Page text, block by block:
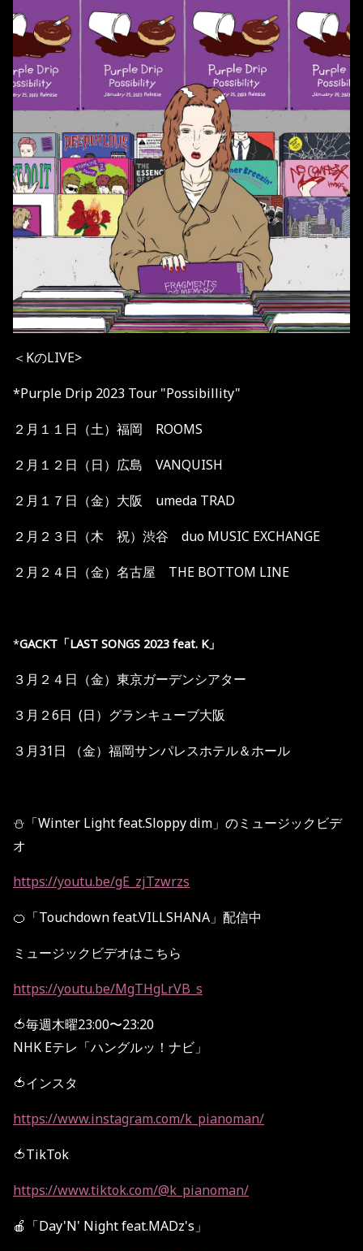
＜KのLIVE>
*Purple Drip 2023 Tour "Possibillity"
２月１１日（土）福岡 ROOMS
２月１２日（日）広島 VANQUISH
２月１７日（金）大阪 umeda TRAD
２月２３日（木 祝）渋谷 duo MUSIC EXCHANGE
２月２４日（金）名古屋 THE BOTTOM LINE
*GACKT 「LAST SONGS 2023 feat. K」
３月２４日（金）東京ガーデンシアター
３月２6日 (日）グランキューブ大阪
３月31日 （金）福岡サンパレスホテル＆ホール
⛄️「Winter Light feat.Sloppy dim」のミュージックビデ
オ
https://youtu.be/gE_zjTzwrzs
🍊「Touchdown feat.VILLSHANA」配信中
ミュージックビデオはこちら
https://youtu.be/MgTHgLrVB_s
🍅毎週木曜23:00〜23:20
NHK Eテレ「ハングルッ！ナビ」
🍅インスタ
https://www.instagram.com/k_pianoman/
🍅TikTok
https://www.tiktok.com/@k_pianoman/
🍎「Day'N' Night feat.MADz's」